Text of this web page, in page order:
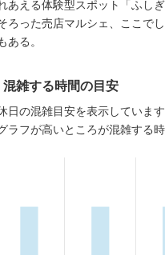
あえる体験型スポット「ふし
ろった売店マルシェ、ここで
ある。
混雑する時間の目安
日の混雑目安を表示しています
ラフが高いところが混雑する時